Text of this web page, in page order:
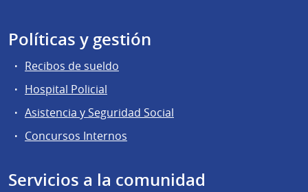
Políticas y gestión
Recibos de sueldo
Hospital Policial
Asistencia y Seguridad Social
Concursos Internos
Servicios a la comunidad